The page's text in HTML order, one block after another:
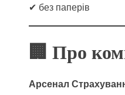
✔ без паперів
🏢 Про
Арсенал